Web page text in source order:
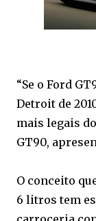
“Se o Ford
Detroit de
mais legais
GT90,
O conceito
6 litros tem